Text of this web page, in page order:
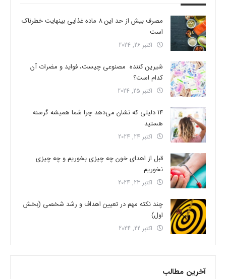
مصرف بیش از حد این 8 ماده غذایی بینهایت خطرناک
است
اکتبر 26, 2024
شیرین کننده مصنوعی چیست، فواید و مضرات آن
کدام است؟
اکتبر 25, 2024
14 دلیلی که نشان می‌دهد چرا شما همیشه گرسنه
هستید
اکتبر 24, 2024
قبل از اهدای خون چه چیزی بخوریم و چه چیزی
نخوریم
اکتبر 23, 2024
چند نکته مهم در تعیین اهداف و رشد شخصی (بخش
اول)
اکتبر 22, 2024
آخرین مطالب